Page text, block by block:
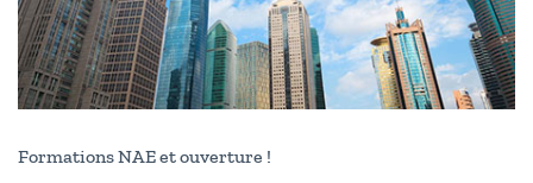
Formations NAE et ouverture !